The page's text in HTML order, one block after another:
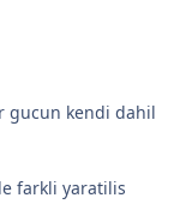
gucun kendi dahil
farkli yaratilis